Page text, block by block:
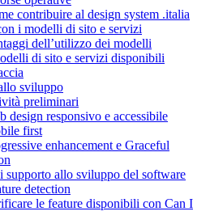
contribuire al design system .italia
i modelli di sito e servizi
dell’utilizzo dei modelli
di sito e servizi disponibili
sviluppo
preliminari
design responsivo e accessibile
first
enhancement e Graceful
supporto allo sviluppo del software
detection
le feature disponibili con Can I